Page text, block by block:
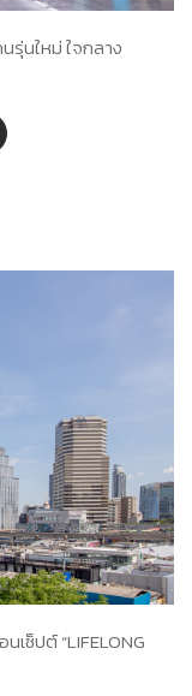
รุ่นใหม่ ใจกลาง
เซ็ปต์ “LIFELONG